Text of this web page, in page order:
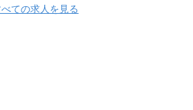
ての求人を見る